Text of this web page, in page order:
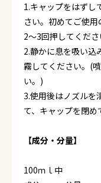
1.キャップをはずし
さい。初めてご使
2～3回押してくださ
2.静かに息を吸い込
霧してください。(
い。)
3.使用後はノズルを
て、キャップを閉め
【成分・分量】
100ｍｌ中